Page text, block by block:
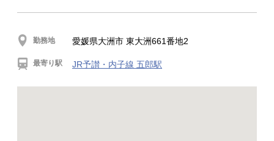
勤務地 愛媛県大洲市 東大洲661番地2
最寄り駅 JR予讃・内子線 五郎駅